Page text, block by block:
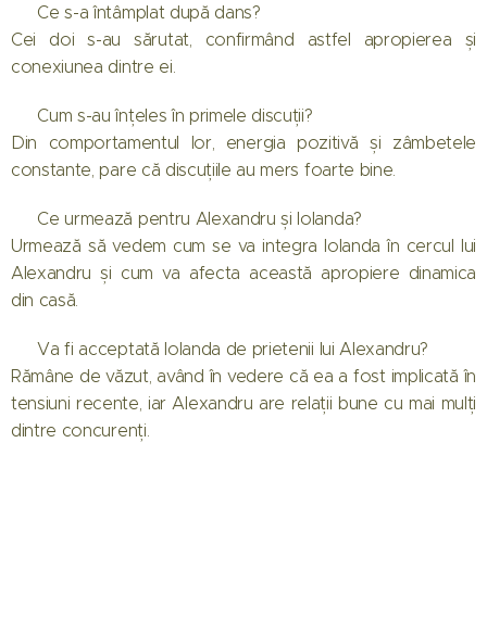
❓ Ce s-a întâmplat după dans?
Cei doi s-au sărutat, confirmând astfel apropierea și
conexiunea dintre ei.
❓ Cum s-au înțeles în primele discuții?
Din comportamentul lor, energia pozitivă și zâmbetele
constante, pare că discuțiile au mers foarte bine.
❓ Ce urmează pentru Alexandru și Iolanda?
Urmează să vedem cum se va integra Iolanda în cercul lui
Alexandru și cum va afecta această apropiere dinamica
din casă.
❓ Va fi acceptată Iolanda de prietenii lui Alexandru?
Rămâne de văzut, având în vedere că ea a fost implicată în
tensiuni recente, iar Alexandru are relații bune cu mai mulți
dintre concurenți.